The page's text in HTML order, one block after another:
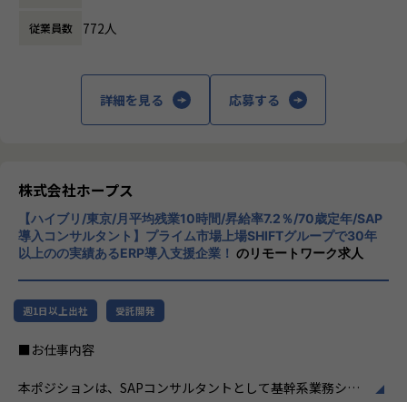
・API開発、オープンソースは今までできたことを効率的
より幅広い技術・知識の習得を楽しめる！（30代男性）
・開発工程を短縮することで、本当に必要な工程に時間を
ると感じる（30代女性）。
・お客様から「想定より早く導入できた」「ほしかったシ
ステムがたくさんあり、使うことが楽しみだ」とお声をいた
だき、嬉しかった！（20代女性）
【事業責任者からのメッセージ】
世界基準でみたときに、世界ではポピュラーだけど日本で
はまだ浸透していないソリューションがたくさんあります。
もたくさんあります。
開発を積極的に推進しております。
その他、サーバーレスアーキテクチャでのデータ基盤構築
将来的には、インフラアーキテクトや上級インフラエンジニ
アなど、スペシャリストを目指して頂くことも可能です。
など、ご志向性に応じたキャリアマップを用意しています。
現在、若手～ベテラン層まで幅広い人材が活躍しており、切
磋琢磨しながら成長できる環境です。
・Mさん（20代後半）
ウドサーバ運用、オンプレサーバ運用・更改、ジョブネット
DB呼び出し、データバックアップ、インシデント対応など
チ開発やコンサルティングまで幅広いサービ
スを提供しています。クラウドERPやローコ
ード開発を柱とし、業務効率化やDX推進、経
CloudやOracle ERP Cloudなどを活用し、企
業の業務プロセスを最適化し、経営管理の強
化を図っています1。
社風/文化
ホープスは、若手社員が活躍できる環境で、
社内の風通しが良く、活気に満ちた雰囲気が
特徴です。多様性を重視し、様々な国籍や背
従業員数 772人
詳細を見る 応募する
株式会社ホープス
【ハイブリ/東京/月平均残業10時間/昇給率7.2％/70歳定年/SAP
導入コンサルタント】プライム市場上場SHIFTグループで30年
以上のの実績あるERP導入支援企業！ のリモートワーク求人
週1日以上出社 受託開発
■お仕事内容
本ポジションは、SAPコンサルタントとして基幹系業務シス